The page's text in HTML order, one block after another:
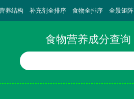
养结构 补充剂全排序 食物全排序 全景矩阵
食物营养成分查询
食物名称